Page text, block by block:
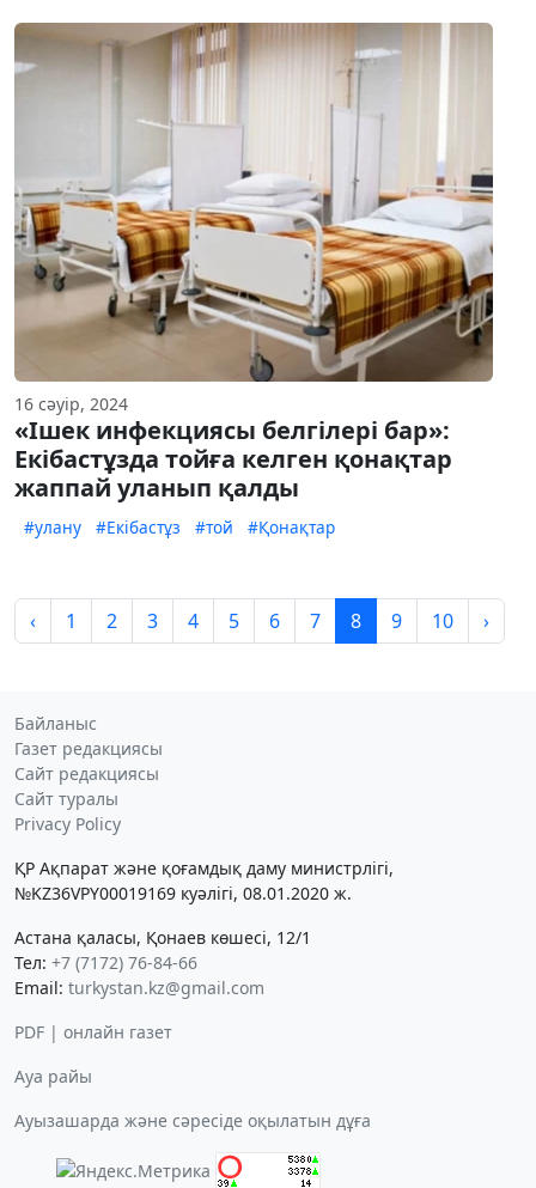
16 сәуір, 2024
«Ішек инфекциясы белгілері бар»:
Екібастұзда тойға келген қонақтар
жаппай уланып қалды
#улану #Екібастұз #той #Қонақтар
‹ 1 2 3 4 5 6 7 8 9 10 ›
Байланыс
Газет редакциясы
Сайт редакциясы
Сайт туралы
Privacy Policy
ҚР Ақпарат және қоғамдық даму министрлігі,
№KZ36VPY00019169 куәлігі, 08.01.2020 ж.
Астана қаласы, Қонаев көшесі, 12/1
Тел: +7 (7172) 76-84-66
Email: turkystan.kz@gmail.com
PDF | онлайн газет
Ауа райы
Ауызашарда және сәресіде оқылатын дұға